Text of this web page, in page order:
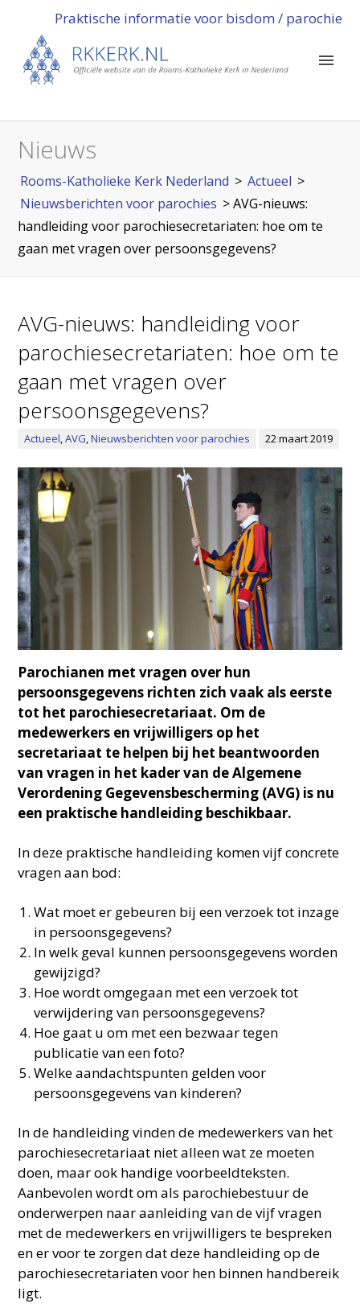
Praktische informatie voor bisdom / parochie
Nieuws
Rooms-Katholieke Kerk Nederland > Actueel >
Nieuwsberichten voor parochies >AVG-nieuws:
handleiding voor parochiesecretariaten: hoe om te
gaan met vragen over persoonsgegevens?
AVG-nieuws: handleiding voor
parochiesecretariaten: hoe om te
gaan met vragen over
persoonsgegevens?
Actueel,AVG,Nieuwsberichten voor parochies 22 maart 2019
Parochianen met vragen over hun
persoonsgegevens richten zich vaak als eerste
tot het parochiesecretariaat. Om de
medewerkers en vrijwilligers op het
secretariaat te helpen bij het beantwoorden
van vragen in het kader van de Algemene
Verordening Gegevensbescherming (AVG) is nu
een praktische handleiding beschikbaar.
In deze praktische handleiding komen vijf concrete
vragen aan bod:
Wat moet er gebeuren bij een verzoek tot inzage
in persoonsgegevens?
In welk geval kunnen persoonsgegevens worden
gewijzigd?
Hoe wordt omgegaan met een verzoek tot
verwijdering van persoonsgegevens?
Hoe gaat u om met een bezwaar tegen
publicatie van een foto?
Welke aandachtspunten gelden voor
persoonsgegevens van kinderen?
In de handleiding vinden de medewerkers van het
parochiesecretariaat niet alleen wat ze moeten
doen, maar ook handige voorbeeldteksten.
Aanbevolen wordt om als parochiebestuur de
onderwerpen naar aanleiding van de vijf vragen
met de medewerkers en vrijwilligers te bespreken
en er voor te zorgen dat deze handleiding op de
parochiesecretariaten voor hen binnen handbereik
ligt.